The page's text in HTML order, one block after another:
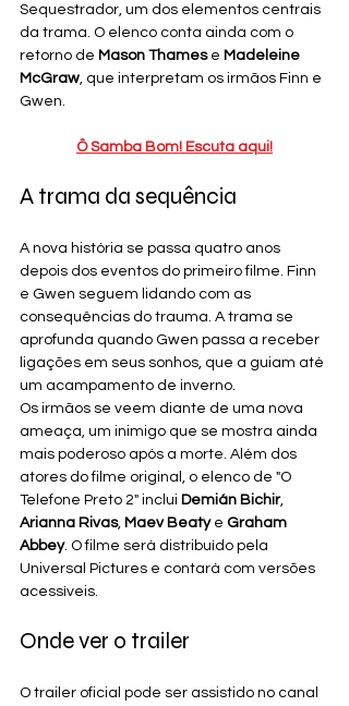
Sequestrador, um dos elementos centrais
da trama. O elenco conta ainda com o
retorno de Mason Thames e Madeleine
McGraw , que interpretam os irmãos Finn e
Gwen.
Ô Samba Bom! Escuta aqui!
A trama da sequência
A nova história se passa quatro anos
depois dos eventos do primeiro filme. Finn
e Gwen seguem lidando com as
consequências do trauma. A trama se
aprofunda quando Gwen passa a receber
ligações em seus sonhos, que a guiam até
um acampamento de inverno.
Os irmãos se veem diante de uma nova
ameaça, um inimigo que se mostra ainda
mais poderoso após a morte. Além dos
atores do filme original, o elenco de "O
Telefone Preto 2" inclui Demián Bichir,
Arianna Rivas, Maev Beaty e Graham
Abbey. O filme será distribuído pela
Universal Pictures e contará com versões
acessíveis.
Onde ver o trailer
O trailer oficial pode ser assistido no canal